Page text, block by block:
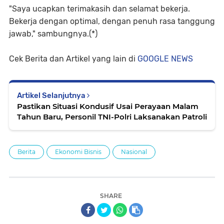
"Saya ucapkan terimakasih dan selamat bekerja.
Bekerja dengan optimal, dengan penuh rasa tanggung
jawab," sambungnya.(*)
Cek Berita dan Artikel yang lain di GOOGLE NEWS
Artikel Selanjutnya
Pastikan Situasi Kondusif Usai Perayaan Malam
Tahun Baru, Personil TNI-Polri Laksanakan Patroli
Berita Ekonomi Bisnis Nasional
SHARE